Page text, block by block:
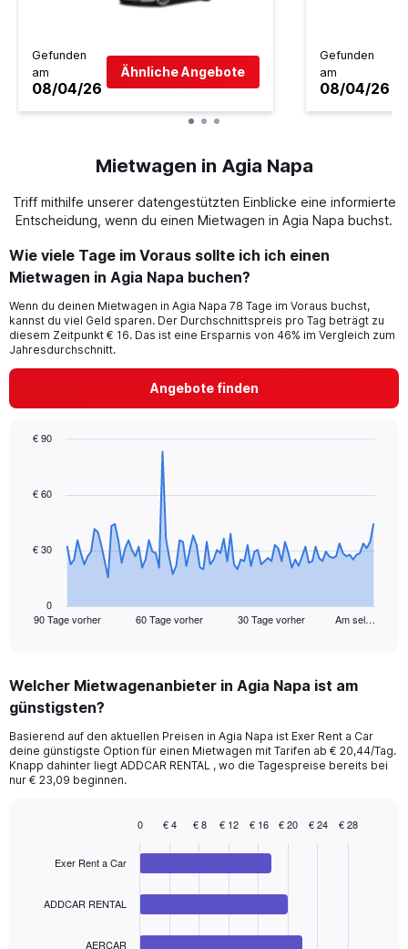
Gefunden
am
08/04/26
Ähnliche Angebote
Gefunden
am
08/04/26
Mietwagen in Agia Napa
Triff mithilfe unserer datengestützten Einblicke eine informierte
Entscheidung, wenn du einen Mietwagen in Agia Napa buchst.
Wie viele Tage im Voraus sollte ich ich einen
Mietwagen in Agia Napa buchen?
Wenn du deinen Mietwagen in Agia Napa 78 Tage im Voraus buchst,
kannst du viel Geld sparen. Der Durchschnittspreis pro Tag beträgt zu
diesem Zeitpunkt € 16. Das ist eine Ersparnis von 46% im Vergleich zum
Jahresdurchschnitt.
Angebote finden
data
The
Range:
91
The
chart
has
values.
90 Tage vorher 60 Tage vorher 30 Tage vorher Am sel…
0
€ 30
€ 60
€ 90
End
Welcher Mietwagenanbieter in Agia Napa ist am
günstigsten?
Basierend auf den aktuellen Preisen in Agia Napa ist Exer Rent a Car
deine günstigste Option für einen Mietwagen mit Tarifen ab € 20,44/Tag.
Knapp dahinter liegt ADDCAR RENTAL , wo die Tagespreise bereits bei
nur € 23,09 beginnen.
Exer Rent a Car
ADDCAR RENTAL
AERCAR
0 € 4 € 8 € 12 € 16 € 20 € 24 € 28